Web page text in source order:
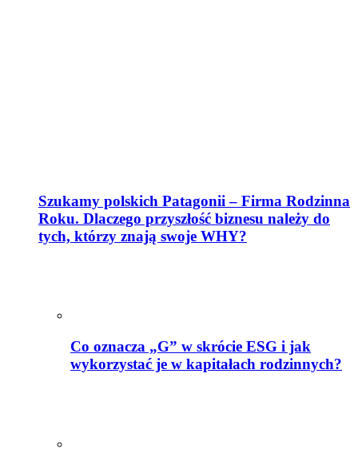
Szukamy polskich Patagonii – Firma Rodzinna
Roku. Dlaczego przyszłość biznesu należy do
tych, którzy znają swoje WHY?
Co oznacza „G” w skrócie ESG i jak
wykorzystać je w kapitałach rodzinnych?